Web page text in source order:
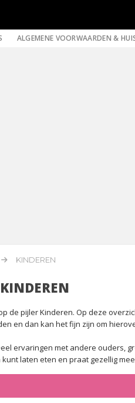
ALGEMENE VOORWAARDEN &
KINDEREN
KINDEREN
de pijler Kinderen. Op deze
en dan kan het fijn zijn om
ervaringen met andere ouders,
laten eten en praat gezellig